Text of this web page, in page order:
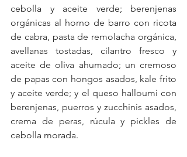
cebolla y aceite verde; berenjenas
orgánicas al horno de barro con ricota
de cabra, pasta de remolacha orgánica,
avellanas tostadas, cilantro fresco y
aceite de oliva ahumado; un cremoso
de papas con hongos asados, kale frito
y aceite verde; y el queso halloumi con
berenjenas, puerros y zucchinis asados,
crema de peras, rúcula y pickles de
cebolla morada.